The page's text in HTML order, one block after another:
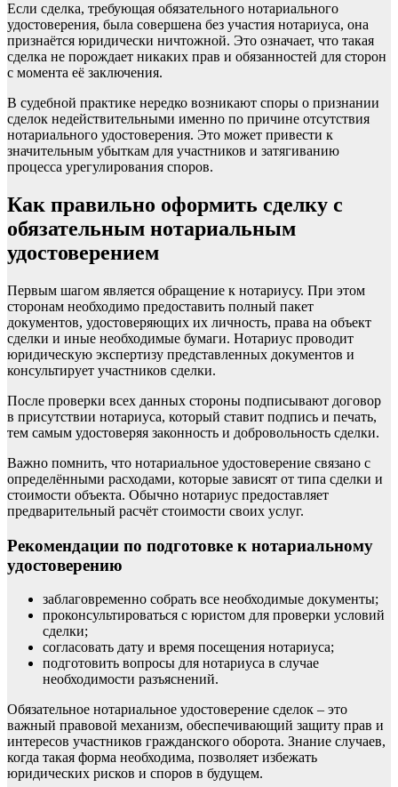
Если сделка, требующая обязательного нотариального
удостоверения, была совершена без участия нотариуса, она
признаётся юридически ничтожной. Это означает, что такая
сделка не порождает никаких прав и обязанностей для сторон
с момента её заключения.
В судебной практике нередко возникают споры о признании
сделок недействительными именно по причине отсутствия
нотариального удостоверения. Это может привести к
значительным убыткам для участников и затягиванию
процесса урегулирования споров.
Как правильно оформить сделку с
обязательным нотариальным
удостоверением
Первым шагом является обращение к нотариусу. При этом
сторонам необходимо предоставить полный пакет
документов, удостоверяющих их личность, права на объект
сделки и иные необходимые бумаги. Нотариус проводит
юридическую экспертизу представленных документов и
консультирует участников сделки.
После проверки всех данных стороны подписывают договор
в присутствии нотариуса, который ставит подпись и печать,
тем самым удостоверяя законность и добровольность сделки.
Важно помнить, что нотариальное удостоверение связано с
определёнными расходами, которые зависят от типа сделки и
стоимости объекта. Обычно нотариус предоставляет
предварительный расчёт стоимости своих услуг.
Рекомендации по подготовке к нотариальному
удостоверению
заблаговременно собрать все необходимые документы;
проконсультироваться с юристом для проверки условий
сделки;
согласовать дату и время посещения нотариуса;
подготовить вопросы для нотариуса в случае
необходимости разъяснений.
Обязательное нотариальное удостоверение сделок – это
важный правовой механизм, обеспечивающий защиту прав и
интересов участников гражданского оборота. Знание случаев,
когда такая форма необходима, позволяет избежать
юридических рисков и споров в будущем.